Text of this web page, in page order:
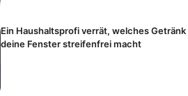
Ein Haushaltsprofi verrät, welches Getränk
deine Fenster streifenfrei macht